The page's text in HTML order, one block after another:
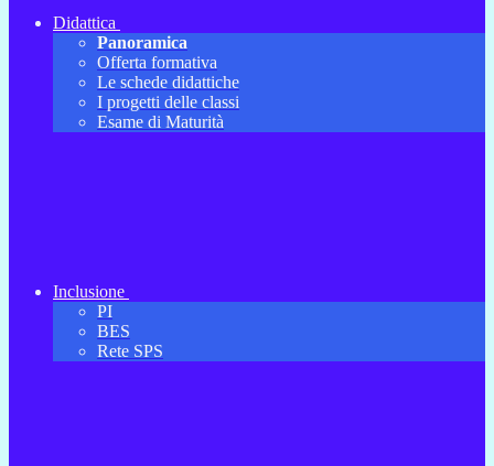
Didattica
Panoramica
Offerta formativa
Le schede didattiche
I progetti delle classi
Esame di Maturità
Inclusione
PI
BES
Rete SPS